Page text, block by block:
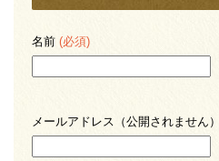
名前 (必須)
メールアドレス（公開されません）